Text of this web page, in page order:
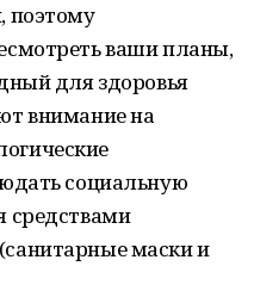
поэтому
ваши планы,
для здоровья
внимание на
социальную
средствами
маски и